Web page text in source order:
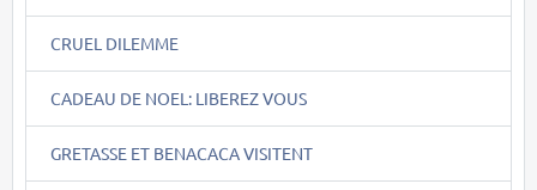
CRUEL DILEMME
CADEAU DE NOEL: LIBEREZ VOUS
GRETASSE ET BENACACA VISITENT